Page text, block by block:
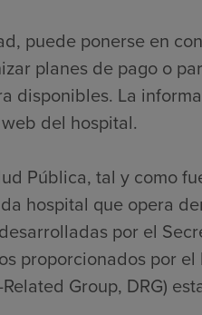
puede ponerse en
planes de pago o
disponibles. La
del hospital.
Pública, tal y como
hospital que opera
por el
proporcionados por
Group, DRG)